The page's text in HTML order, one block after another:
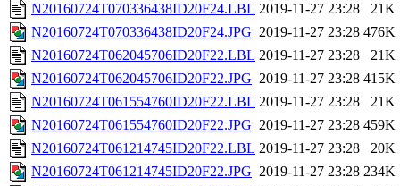
N20160724T070336438ID20F24.LBL 2019-11-27 23:28
21K
N20160724T070336438ID20F24.JPG 2019-11-27 23:28 476K
N20160724T062045706ID20F22.LBL 2019-11-27 23:28
21K
N20160724T062045706ID20F22.JPG 2019-11-27 23:28 415K
N20160724T061554760ID20F22.LBL 2019-11-27 23:28
21K
N20160724T061554760ID20F22.JPG 2019-11-27 23:28 459K
N20160724T061214745ID20F22.LBL 2019-11-27 23:28
20K
N20160724T061214745ID20F22.JPG 2019-11-27 23:28 234K